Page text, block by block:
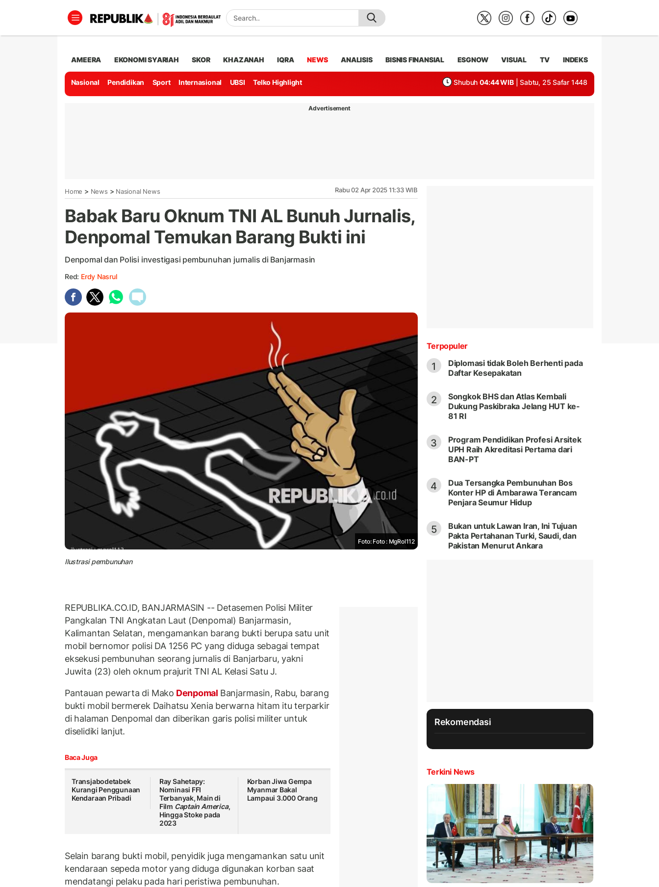
AMEERA EKONOMI SYARIAH SKOR KHAZANAH IQRA NEWS ANALISIS BISNIS FINANSIAL ESGNOW VISUAL TV INDEKS
Nasional Pendidikan Sport Internasional UBSI Telko Highlight Shubuh 04:44 WIB | Sabtu, 25 Safar 1448
Advertisement
Home > News > Nasional News Rabu 02 Apr 2025 11:33 WIB
Babak Baru Oknum TNI AL Bunuh Jurnalis,
Denpomal Temukan Barang Bukti ini
Denpomal dan Polisi investigasi pembunuhan jurnalis di Banjarmasin
Red: Erdy Nasrul
Foto: Foto : MgRol112
Ilustrasi pembunuhan
REPUBLIKA.CO.ID, BANJARMASIN -- Detasemen Polisi Militer
Pangkalan TNI Angkatan Laut (Denpomal) Banjarmasin,
Kalimantan Selatan, mengamankan barang bukti berupa satu unit
mobil bernomor polisi DA 1256 PC yang diduga sebagai tempat
eksekusi pembunuhan seorang jurnalis di Banjarbaru, yakni
Juwita (23) oleh oknum prajurit TNI AL Kelasi Satu J.
Pantauan pewarta di Mako Denpomal Banjarmasin, Rabu, barang
bukti mobil bermerek Daihatsu Xenia berwarna hitam itu terparkir
di halaman Denpomal dan diberikan garis polisi militer untuk
diselidiki lanjut.
Baca Juga
Transjabodetabek
Kurangi Penggunaan
Kendaraan Pribadi
Ray Sahetapy:
Nominasi FFI
Terbanyak, Main di
Film Captain America,
Hingga Stoke pada
2023
Korban Jiwa Gempa
Myanmar Bakal
Lampaui 3.000 Orang
Selain barang bukti mobil, penyidik juga mengamankan satu unit
kendaraan sepeda motor yang diduga digunakan korban saat
mendatangi pelaku pada hari peristiwa pembunuhan.
Terpopuler
1
Diplomasi tidak Boleh Berhenti pada
Daftar Kesepakatan
2
Songkok BHS dan Atlas Kembali
Dukung Paskibraka Jelang HUT ke-
81 RI
3
Program Pendidikan Profesi Arsitek
UPH Raih Akreditasi Pertama dari
BAN-PT
4
Dua Tersangka Pembunuhan Bos
Konter HP di Ambarawa Terancam
Penjara Seumur Hidup
5
Bukan untuk Lawan Iran, Ini Tujuan
Pakta Pertahanan Turki, Saudi, dan
Pakistan Menurut Ankara
Rekomendasi
Terkini News